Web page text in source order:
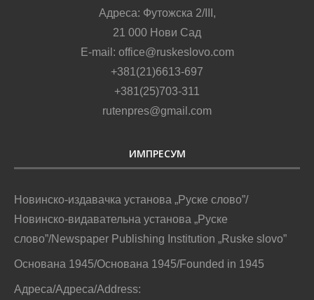
Адреса: Футожска 2/III,
21 000 Нови Сад
E-mail: office@ruskeslovo.com
+381(21)6613-697
+381(25)703-311
rutenpres@gmail.com
ИМПРЕСУМ
Новинско-издавачка установа „Руске слово”/
Новинско-видавательна установа „Руске
слово”/Newspaper Publishing Institution „Ruske slovo”
Основана 1945/Основана 1945/Founded in 1945
Адреса/Адреса/Address: